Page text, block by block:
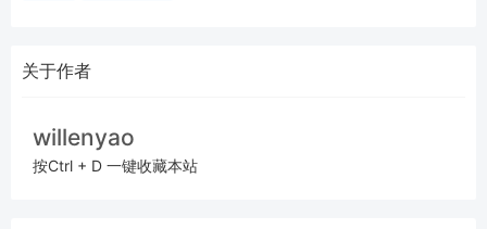
关于作者
willenyao
按Ctrl + D 一键收藏本站